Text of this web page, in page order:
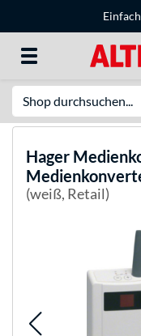
Hager
(weiß, Retail)